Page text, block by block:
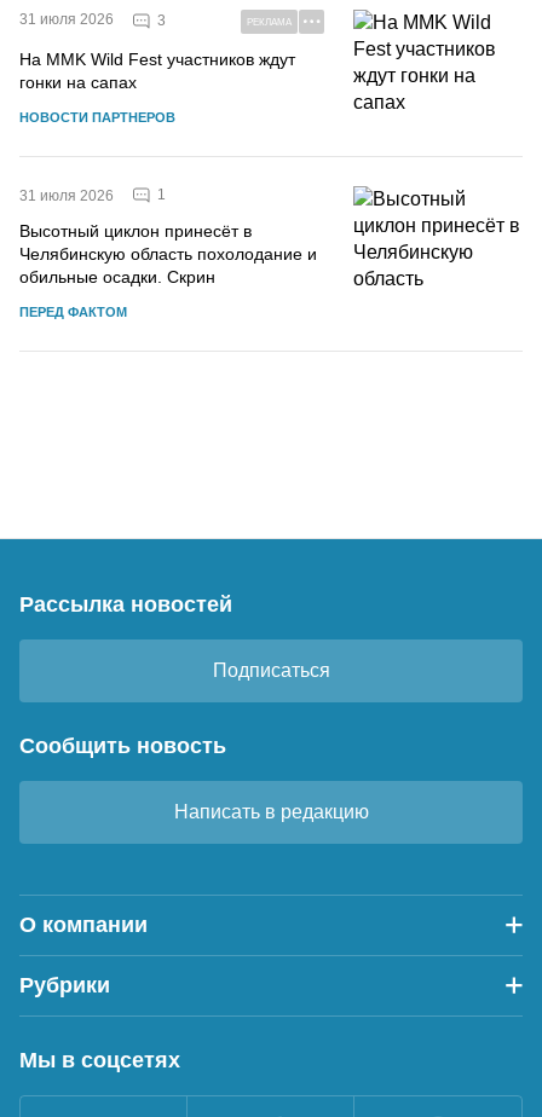
31 июля 2026 3 РЕКЛАМА
На MMK Wild Fest участников ждут
гонки на сапах
НОВОСТИ ПАРТНЕРОВ
31 июля 2026 1
Высотный циклон принесёт в
Челябинскую область похолодание и
обильные осадки. Скрин
ПЕРЕД ФАКТОМ
Рассылка новостей
Подписаться
Сообщить новость
Написать в редакцию
О компании
Рубрики
Мы в соцсетях